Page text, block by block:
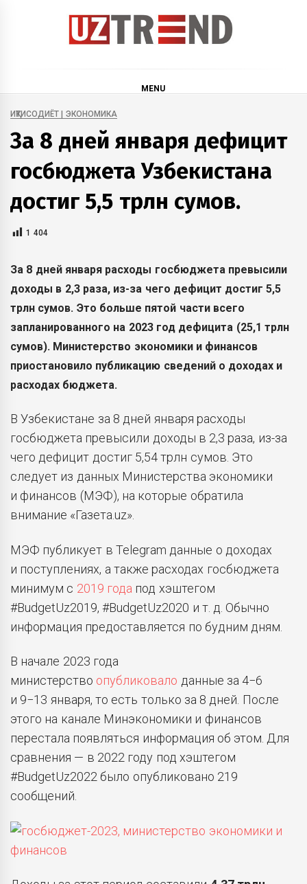
MENU
ИҚТИСОДИЁТ | ЭКОНОМИКА
За 8 дней января дефицит
госбюджета Узбекистана
достиг 5,5 трлн сумов.
1 404
За 8 дней января расходы госбюджета превысили
доходы в 2,3 раза, из-за чего дефицит достиг 5,5
трлн сумов. Это больше пятой части всего
запланированного на 2023 год дефицита (25,1 трлн
сумов). Министерство экономики и финансов
приостановило публикацию сведений о доходах и
расходах бюджета.
В Узбекистане за 8 дней января расходы
госбюджета превысили доходы в 2,3 раза, из-за
чего дефицит достиг 5,54 трлн сумов. Это
следует из данных Министерства экономики
и финансов (МЭФ), на которые обратила
внимание «Газета.uz».
МЭФ публикует в Telegram данные о доходах
и поступлениях, а также расходах госбюджета
минимум с 2019 года под хэштегом
#BudgetUz2019, #BudgetUz2020 и т. д. Обычно
информация предоставляется по будним дням.
В начале 2023 года
министерство опубликовало данные за 4−6
и 9−13 января, то есть только за 8 дней. После
этого на канале Минэкономики и финансов
перестала появляться информация об этом. Для
сравнения — в 2022 году под хэштегом
#BudgetUz2022 было опубликовано 219
сообщений.